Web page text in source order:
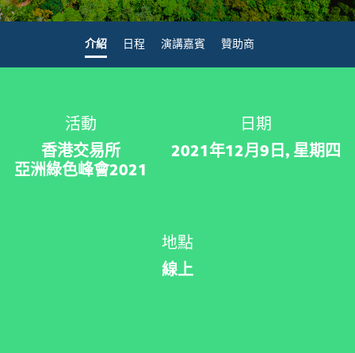
介紹 日程 演講嘉賓 贊助商
活動
香港交易所
亞洲綠色峰會2021
日期
2021年12月9日, 星期四
地點
線上